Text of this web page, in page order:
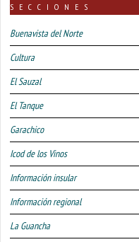
SECCIONES
Buenavista del Norte
Cultura
El Sauzal
El Tanque
Garachico
Icod de los Vinos
Información insular
Información regional
La Guancha